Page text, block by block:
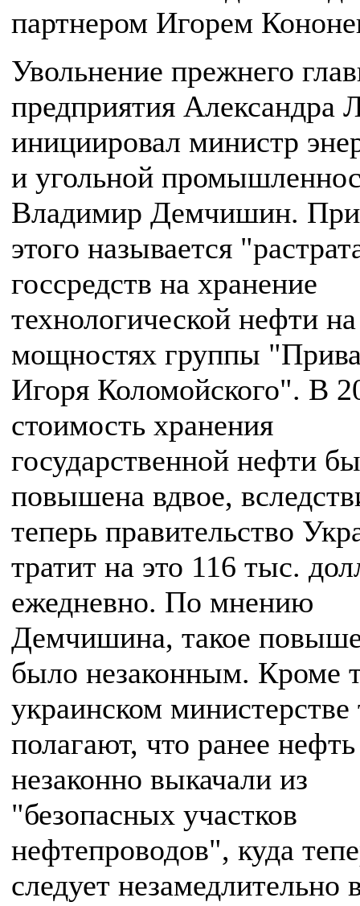
партнером Игорем
Увольнение прежнего
предприятия Александра
инициировал министр
и угольной
Владимир Демчишин.
этого называется
госсредств на хранение
технологической нефти на
мощностях группы
Игоря Коломойского". В
стоимость хранения
государственной нефти
повышена вдвое,
теперь правительство
тратит на это 116 тыс.
ежедневно. По мнению
Демчишина, такое
было незаконным. Кроме
украинском министерстве
полагают, что ранее нефть
незаконно выкачали из
"безопасных участков
нефтепроводов", куда
следует незамедлительно